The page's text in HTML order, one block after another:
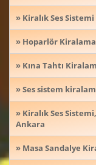
» Kiralık Ses
» Hoparlör
» Kına Tahtı
» Ses sistem
» Kiralık Ses
Ankara
» Masa Sandalye